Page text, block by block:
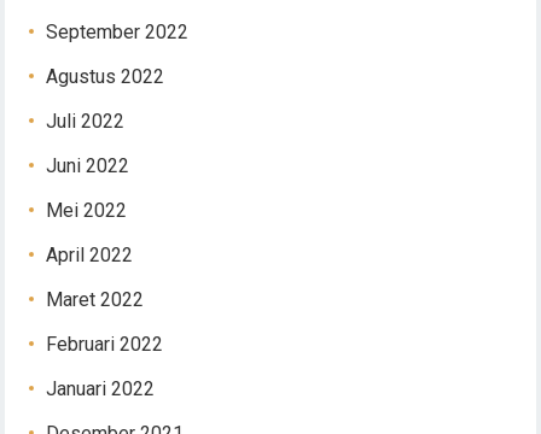
September 2022
Agustus 2022
Juli 2022
Juni 2022
Mei 2022
April 2022
Maret 2022
Februari 2022
Januari 2022